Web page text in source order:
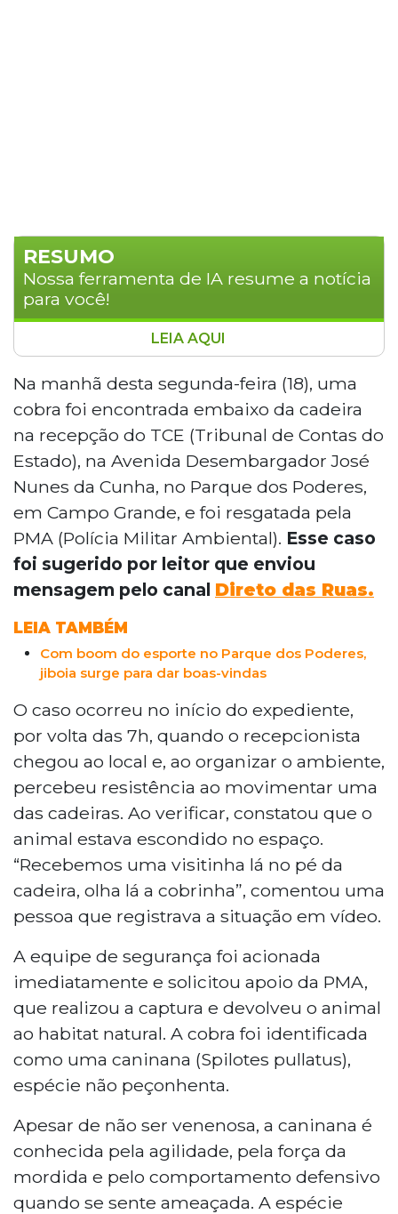
RESUMO
Nossa ferramenta de IA resume a notícia
para você!
Uma cobra da espécie caninana (Spilotes
pullatus) foi encontrada embaixo de uma
cadeira na recepção do TCE, no Parque
manhã desta segunda-feira (18). O animal
foi resgatado pela Polícia Militar
Ambiental após o recepcionista notar
resistência ao mover o móvel. A caninana,
não peçonhenta, pode chegar a 2,5
metros e é conhecida pelo
comportamento defensivo.
LEIA AQUI
Na manhã desta segunda-feira (18), uma
cobra foi encontrada embaixo da cadeira
na recepção do TCE (Tribunal de Contas do
Estado), na Avenida Desembargador José
Nunes da Cunha, no Parque dos Poderes,
em Campo Grande, e foi resgatada pela
PMA (Polícia Militar Ambiental). Esse caso
foi sugerido por leitor que enviou
mensagem pelo canal Direto das Ruas.
LEIA TAMBÉM
Com boom do esporte no Parque dos Poderes,
jiboia surge para dar boas-vindas
O caso ocorreu no início do expediente,
por volta das 7h, quando o recepcionista
chegou ao local e, ao organizar o ambiente,
percebeu resistência ao movimentar uma
das cadeiras. Ao verificar, constatou que o
animal estava escondido no espaço.
“Recebemos uma visitinha lá no pé da
cadeira, olha lá a cobrinha”, comentou uma
pessoa que registrava a situação em vídeo.
A equipe de segurança foi acionada
imediatamente e solicitou apoio da PMA,
que realizou a captura e devolveu o animal
ao habitat natural. A cobra foi identificada
como uma caninana (Spilotes pullatus),
espécie não peçonhenta.
Apesar de não ser venenosa, a caninana é
conhecida pela agilidade, pela força da
mordida e pelo comportamento defensivo
quando se sente ameaçada. A espécie